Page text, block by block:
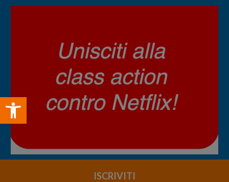
Open toolbar
ISCRIVITI